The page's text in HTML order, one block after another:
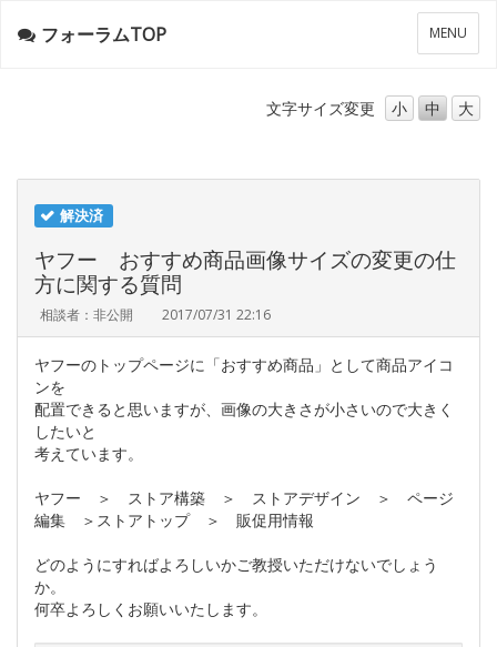
メ
ニ
ー
MENU
フォーラムTOP
文字サイズ変更 小 中 大
解決済
ヤフー おすすめ商品画像サイズの変更の仕
方に関する質問
相談者：非公開 2017/07/31 22:16
ヤフーのトップページに「おすすめ商品」として商品アイコ
ンを
配置できると思いますが、画像の大きさが小さいので大きく
したいと
考えています。
ヤフー ＞ ストア構築 ＞ ストアデザイン ＞ ページ
編集 ＞ストアトップ ＞ 販促用情報
どのようにすればよろしいかご教授いただけないでしょう
か。
何卒よろしくお願いいたします。